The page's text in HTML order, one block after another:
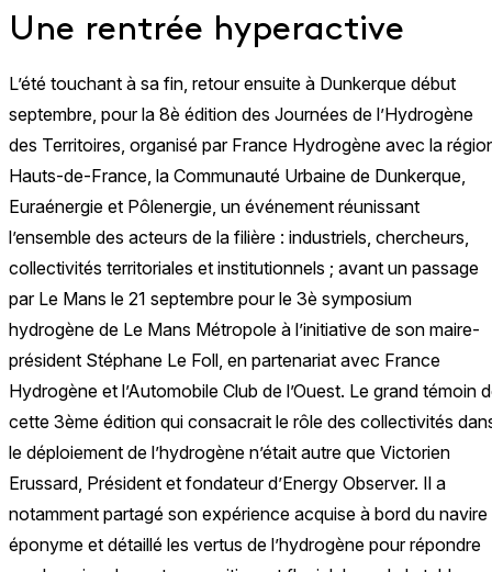
Une rentrée hyperactive
L’été touchant à sa fin, retour ensuite à Dunkerque début
septembre, pour la 8è édition des Journées de l’Hydrogène
des Territoires, organisé par France Hydrogène avec la
Hauts-de-France, la Communauté Urbaine de Dunkerque,
Euraénergie et Pôlenergie, un événement réunissant
l’ensemble des acteurs de la filière : industriels, chercheurs,
collectivités territoriales et institutionnels ; avant un passage
par Le Mans le 21 septembre pour le 3è symposium
hydrogène de Le Mans Métropole à l’initiative de son maire-
président Stéphane Le Foll, en partenariat avec France
Hydrogène et l’Automobile Club de l’Ouest. Le grand témoin
cette 3ème édition qui consacrait le rôle des collectivités
le déploiement de l’hydrogène n’était autre que Victorien
Erussard, Président et fondateur d’Energy Observer. Il a
notamment partagé son expérience acquise à bord du navire
éponyme et détaillé les vertus de l’hydrogène pour répondre